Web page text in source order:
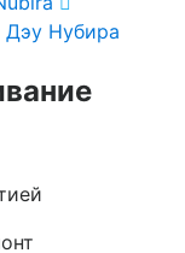
Дэу Нубира